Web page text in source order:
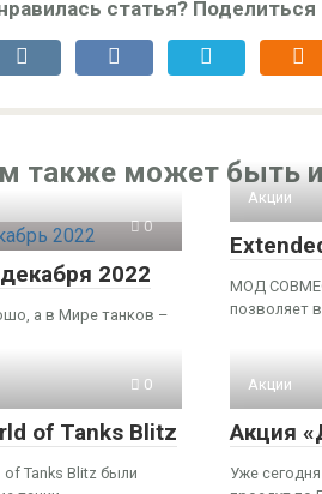
статья?
также может быть
0
2022
а в Мире танков –
Акции
МОД
позволяет
0
of Tanks Blitz
Tanks Blitz были
Акции
Акция
Уже